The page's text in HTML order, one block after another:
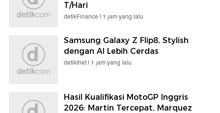
T/Hari
detikFinance | 1 jam yang lalu
Samsung Galaxy Z Flip8, Stylish
dengan AI Lebih Cerdas
detikInet | 1 jam yang lalu
Hasil Kualifikasi MotoGP Inggris
2026: Martin Tercepat, Marquez